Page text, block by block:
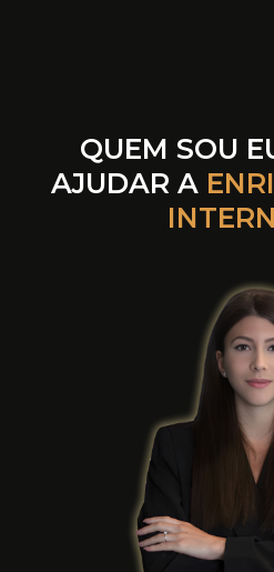
QUEM SOU
AJUDAR A